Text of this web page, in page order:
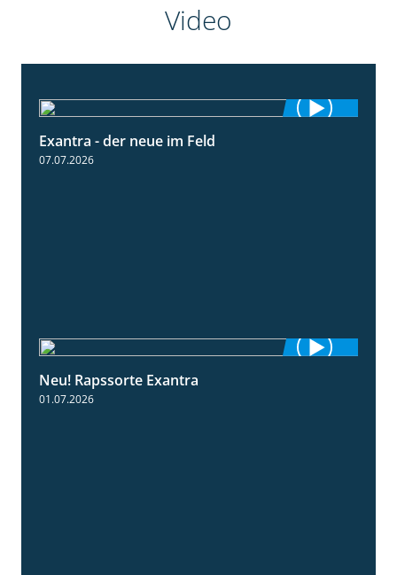
Video
Exantra - der neue im Feld
07.07.2026
Neu! Rapssorte Exantra
01.07.2026